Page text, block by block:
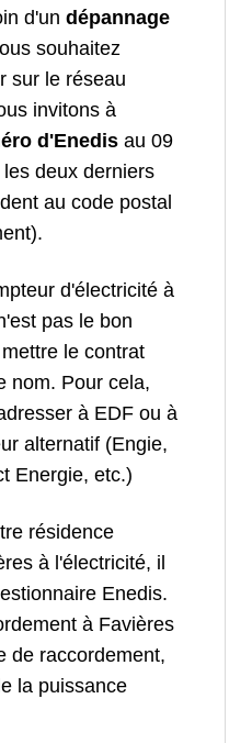
d'un dépannage
souhaitez
sur le réseau
invitons à
d'Enedis au 09
deux derniers
au code postal
d'électricité à
pas le bon
le contrat
nom. Pour cela,
à EDF ou à
alternatif (Engie,
Energie, etc.)
résidence
à l'électricité, il
Enedis.
à Favières
de raccordement,
la puissance